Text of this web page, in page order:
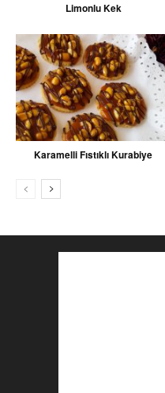
Limonlu Kek
Karamelli Fıstıklı Kurabiye